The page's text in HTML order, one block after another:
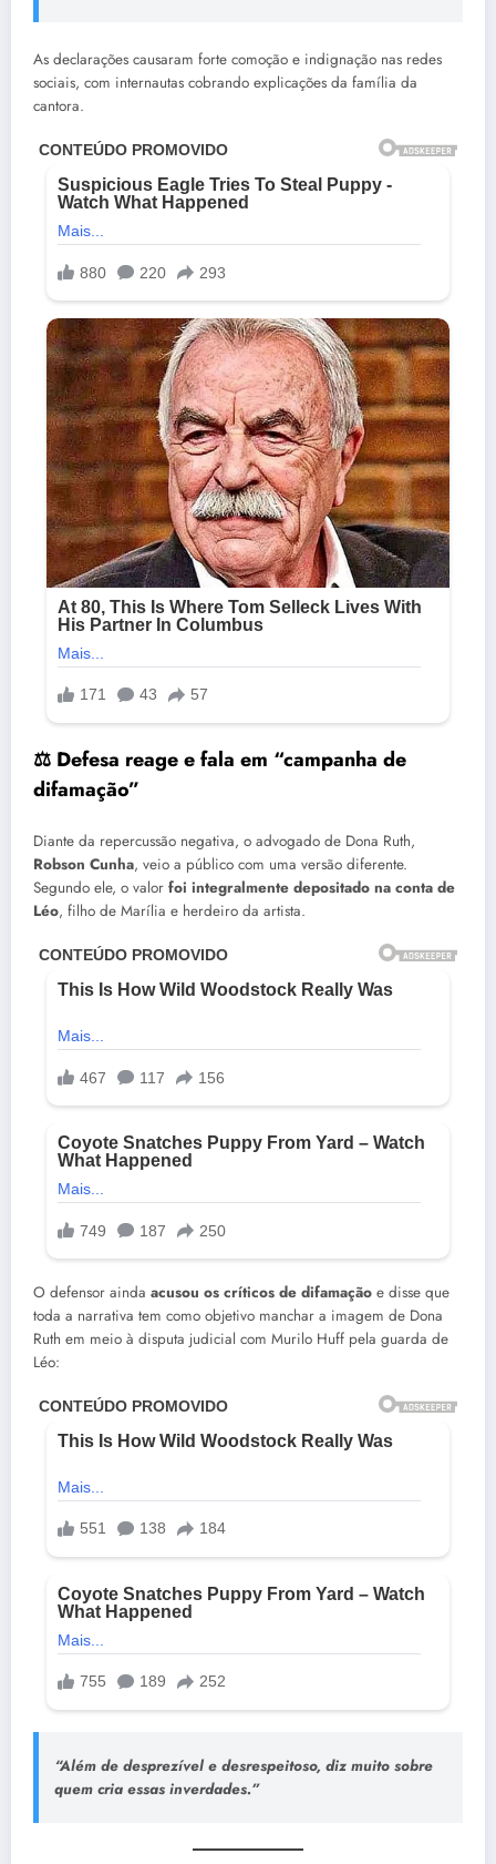
As declarações causaram forte comoção e indignação nas redes
sociais, com internautas cobrando explicações da família da
cantora.
⚖️ Defesa reage e fala em “campanha de
difamação”
Diante da repercussão negativa, o advogado de Dona Ruth,
Robson Cunha, veio a público com uma versão diferente.
Segundo ele, o valor foi integralmente depositado na conta de
Léo, filho de Marília e herdeiro da artista.
O defensor ainda acusou os críticos de difamação e disse que
toda a narrativa tem como objetivo manchar a imagem de Dona
Ruth em meio à disputa judicial com Murilo Huff pela guarda de
Léo:
“Além de desprezível e desrespeitoso, diz muito sobre
quem cria essas inverdades.”